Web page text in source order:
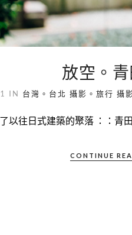
放空。
IN 台灣。台北 攝影。旅行 攝
以往日式建築的聚落 ：：
CONTINUE